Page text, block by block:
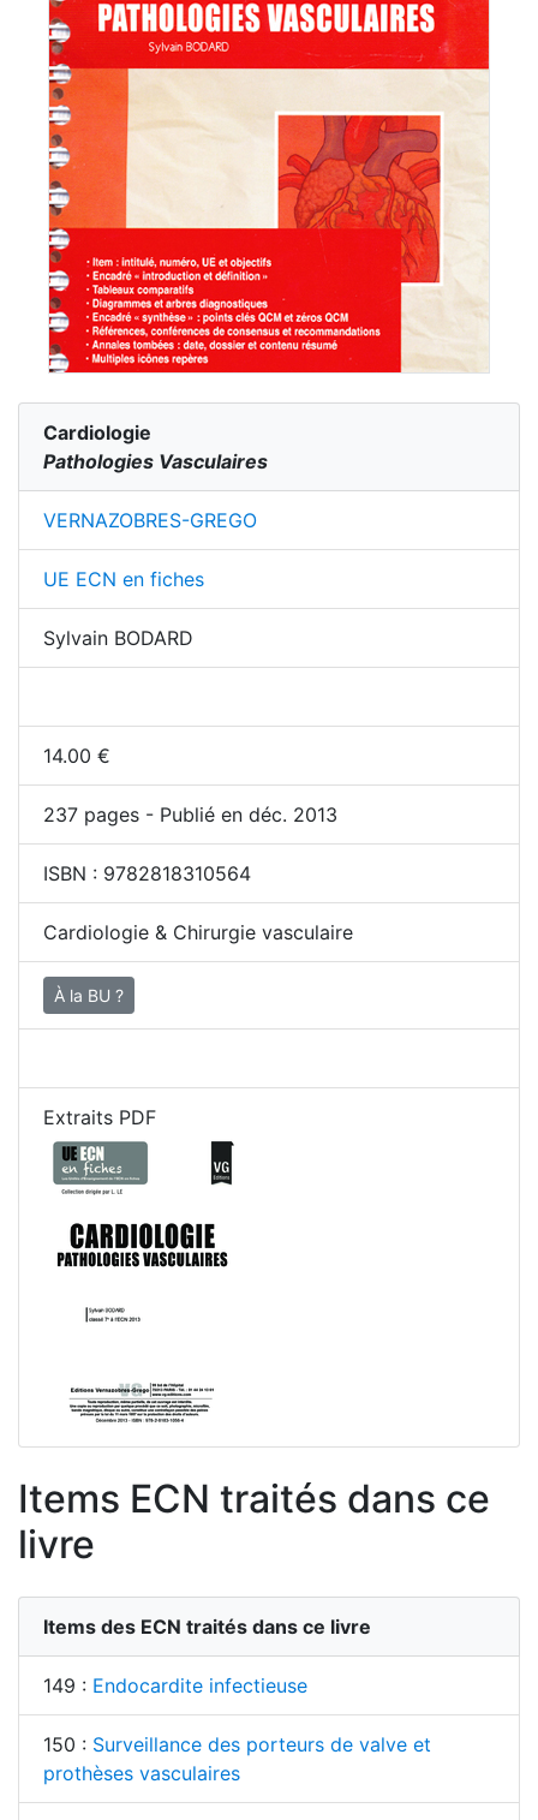
Cardiologie
Pathologies Vasculaires
VERNAZOBRES-GREGO
UE ECN en fiches
Sylvain BODARD
14.00 €
237 pages - Publié en déc. 2013
ISBN : 9782818310564
Cardiologie & Chirurgie vasculaire
À la BU ?
Extraits PDF
Items ECN traités dans ce
livre
Items des ECN traités dans ce livre
149 : Endocardite infectieuse
150 : Surveillance des porteurs de valve et
prothèses vasculaires